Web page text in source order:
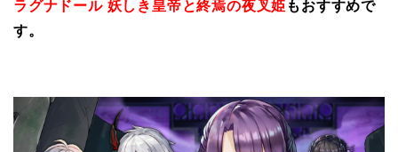
ラグナドール 妖しき皇帝と終焉の夜叉姫 もおすすめで
す。